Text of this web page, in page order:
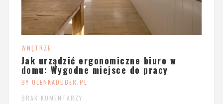
WNĘTRZE
Jak urządzić ergonomiczne biuro w
domu: Wygodne miejsce do pracy
BY OLENKADUBER.PL
BRAK KOMENTARZY